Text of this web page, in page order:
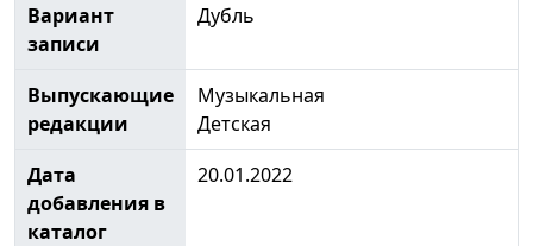
Вариант
записи
Дубль
Выпускающие
редакции
Музыкальная
Детская
Дата
добавления в
каталог
20.01.2022